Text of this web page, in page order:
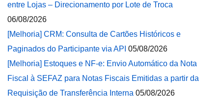
entre Lojas – Direcionamento por Lote de Troca
06/08/2026
[Melhoria] CRM: Consulta de Cartões Históricos e
Paginados do Participante via API 05/08/2026
[Melhoria] Estoques e NF-e: Envio Automático da Nota
Fiscal à SEFAZ para Notas Fiscais Emitidas a partir da
Requisição de Transferência Interna 05/08/2026